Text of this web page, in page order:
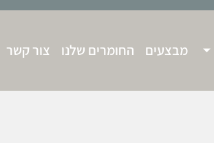
מבצעים החומרים שלנו צור קשר